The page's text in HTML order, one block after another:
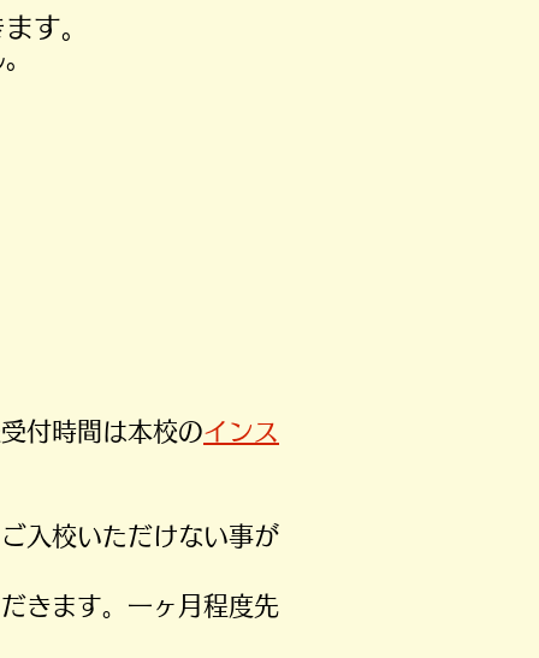
す。
付時間は本校のインス
入校いただけない事が
きます。一ヶ月程度先